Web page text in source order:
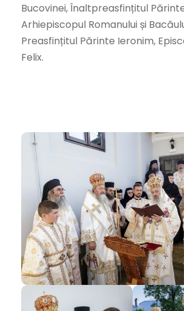
Bucovinei, Înaltpreasfințitul
Arhiepiscopul Romanului și
Preasfințitul Părinte Ieronim,
Felix.